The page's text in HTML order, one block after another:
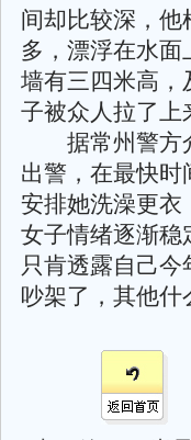
间却比较深，
多，漂浮在水
墙有三四米高，
子被众人拉了上
据常州警方介
出警，在最快
安排她洗澡更衣
女子情绪逐渐稳
只肯透露自己
吵架了，其他